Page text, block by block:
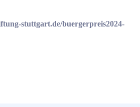
stuttgart.de/buergerpreis2024-